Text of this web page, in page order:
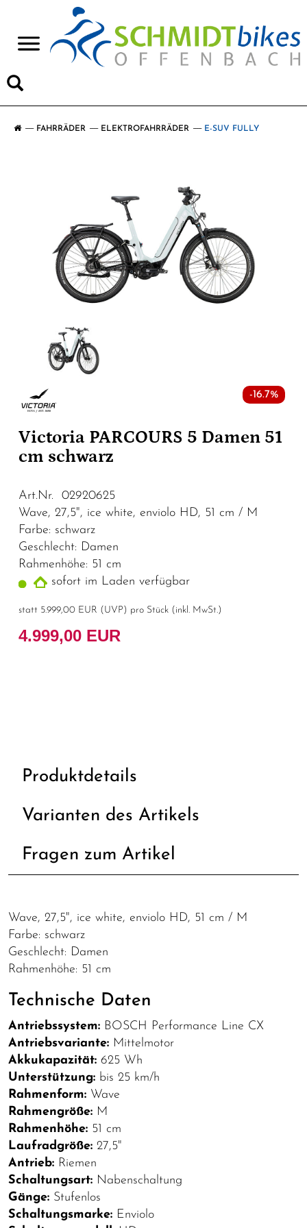
FAHRRÄDER ELEKTROFAHRRÄDER E-SUV FULLY
-16.7%
Victoria PARCOURS 5 Damen 51
cm schwarz
Art.Nr. 02920625
Wave, 27,5", ice white, enviolo HD, 51 cm / M
Farbe: schwarz
Geschlecht: Damen
Rahmenhöhe: 51 cm
sofort im Laden verfügbar
statt 5.999,00 EUR (UVP) pro Stück (inkl. MwSt.)
4.999,00 EUR
Produktdetails
Varianten des Artikels
Fragen zum Artikel
Wave, 27,5", ice white, enviolo HD, 51 cm / M
Farbe: schwarz
Geschlecht: Damen
Rahmenhöhe: 51 cm
Technische Daten
Antriebssystem: BOSCH Performance Line CX
Antriebsvariante: Mittelmotor
Akkukapazität: 625 Wh
Unterstützung: bis 25 km/h
Rahmenform: Wave
Rahmengröße: M
Rahmenhöhe: 51 cm
Laufradgröße: 27,5"
Antrieb: Riemen
Schaltungsart: Nabenschaltung
Gänge: Stufenlos
Schaltungsmarke: Enviolo